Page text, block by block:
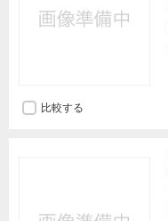
比較する